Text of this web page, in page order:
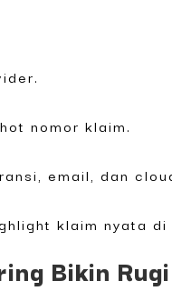
nomor klaim.
email, dan
klaim nyata di
Bikin Rugi